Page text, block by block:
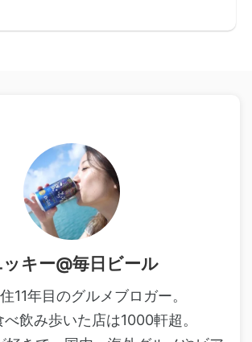
キー@毎日ビール
11年目のグルメブロガー。
飲み歩いた店は1000軒超。